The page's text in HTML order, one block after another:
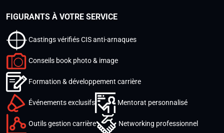
FIGURANTS À VOTRE SERVICE
Castings vérifiés CIS anti-arnaques
Conseils book photo & image
Formation & développement carrière
Événements exclusifs Mentorat personnalisé
Outils gestion carrière Networking professionnel